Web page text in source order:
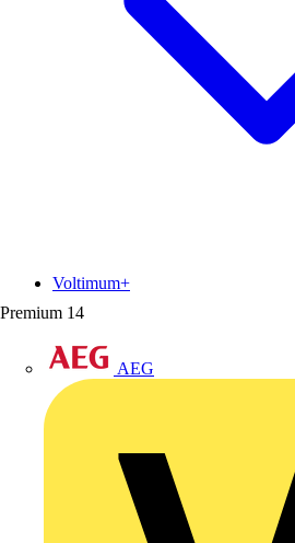
Premium 14
AEG
Voltimum+